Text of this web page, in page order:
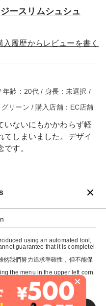
ースリムシュシュ
入履歴からレビューを書く
年齢：20代 / 身長：未選択 /
リーン / 購入店舗：EC店舗
いないにもかかわらず軽
てしまいました。デザイ
す。
×
using an automated tool,
guarantee that it is completel
然我們努力追求準確性，但不能保
the menu in the upper left corn
。